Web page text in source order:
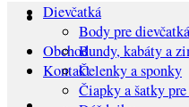
Obchod
Kontakt
Dievčatká
Body pre dievčatká
Bundy, kabáty a
Čelenky a sponky
Čiapky a šatky